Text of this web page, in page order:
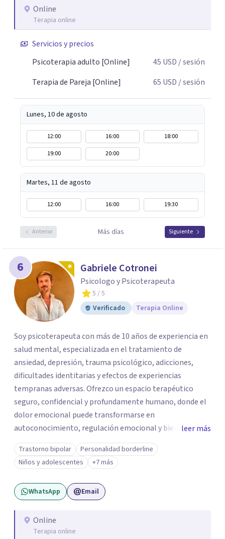
psicoterapia, cuento con especialización en sexoterapia,
por lo que también acompaño temas de salud sexual,
dificultades en el deseo, intimidad, orientación o
identidad. Busco que el espacio terapéutico sea un lugar
respeto y libertad. Trabajo con objetivos claros y
realistas, sin fórmulas rígidas: combinamos profundidad
emocional con una mirada práctica sobre tu vida diaria.
Online
Terapia online
Servicios y precios
Psicoterapia adulto [Online]
45 USD / sesión
Terapia de Pareja [Online]
65 USD / sesión
Lunes, 10 de agosto
12:00 16:00
18:00
19:00
20:00
Martes, 11 de agosto
12:00 16:00 19:30
Anterior Más días Siguiente
6 Gabriele Cotronei
Psicologo y Psicoterapeuta
5 / 5
Verificado
Terapia Online
Soy psicoterapeuta con más de 10 años de experiencia en
salud mental, especializada en el tratamiento de
ansiedad, depresión, trauma psicológico, adicciones,
dificultades identitarias y efectos de experiencias
tempranas adversas. Ofrezco un espacio terapéutico
seguro, confidencial y profundamente humano, donde el
dolor emocional puede transformarse en
autoconocimiento, regulación emocional y bienestar.
Trabajo desde un enfoque integrativo que combina
psicoanálisis, terapia somática y de trauma, psicología
corporal, Mentalization Based Therapy (MBT),
hipnoterapia y respiración neurodinámica, integrando
actualmente la Psicología Analítica Junguiana. Mi
ecopsicología y el trabajo simbólico con el inconsciente,
entendiendo que cada proceso terapéutico es único y
leer más
Trastorno bipolar
Personalidad borderline
Niños y adolescentes
+7 más
WhatsApp Email
Online
Terapia online